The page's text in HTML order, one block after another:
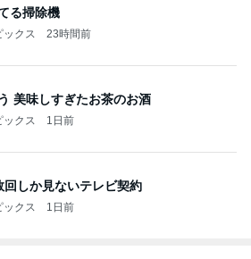
る掃除機
クス 23時間前
美味しすぎたお茶のお酒
クス 1日前
回しか見ないテレビ契約
クス 1日前